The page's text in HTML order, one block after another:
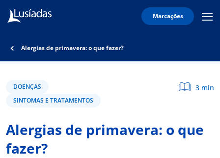
Marcações
Lusíadas
Hospitais
Corpo
Clínico
Acordos
Alergias de primavera: o que fazer?
DOENÇAS
SINTOMAS E TRATAMENTOS
3 min
Alergias de primavera: o que
fazer?